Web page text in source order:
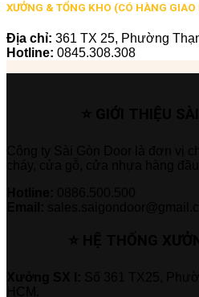
XƯỞNG & TỔNG KHO (CÓ HÀNG GIAO
Địa chỉ: 361 TX 25, Phường
Hotline: 0845.308.308